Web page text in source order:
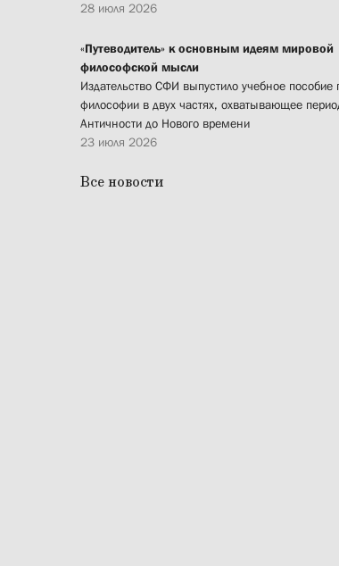
28 июля 2026
«Путеводитель» к основным идеям мировой
философской мысли
Издательство СФИ выпустило учебное пособие
философии в двух частях, охватывающее
Античности до Нового времени
23 июля 2026
Все новости